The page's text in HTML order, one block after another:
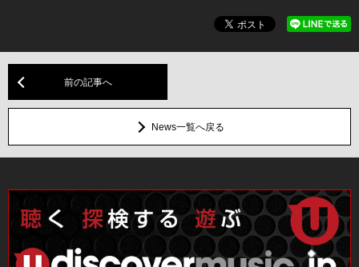
前の記事へ
News一覧へ戻る